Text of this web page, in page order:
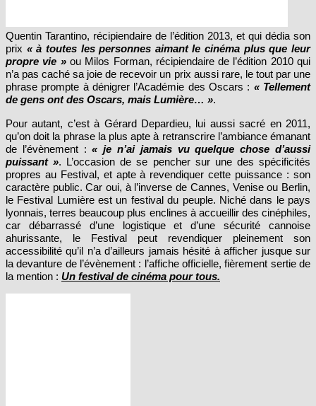
prix« à toutes les personnes aimant le cinéma plus que leur
propre vie »ou Milos Forman, récipiendaire de l’édition 2010 qui
n’a pas caché sa joie de recevoir un prix aussi rare, le tout par une
phrase prompte à dénigrer l’Académie des Oscars : « Tellement
de gens ont des Oscars, mais Lumière… ».
Pour autant, c’est à Gérard Depardieu, lui aussi sacré en 2011,
qu’on doit la phrase la plus apte à retranscrire l’ambiance émanant
de l’évènement :« je n’ai jamais vu quelque chose d’aussi
puissant ». L’occasion de se pencher sur une des spécificités
propres au Festival, et apte à revendiquer cette puissance : son
caractère public. Car oui, à l’inverse de Cannes, Venise ou Berlin,
le Festival Lumière est un festival du peuple. Niché dans le pays
lyonnais, terres beaucoup plus enclines à accueillir des cinéphiles,
car débarrassé d’une logistique et d’une sécurité cannoise
ahurissante, le Festival peut revendiquer pleinement son
accessibilité qu’il n’a d’ailleurs jamais hésité à afficher jusque sur
la devanture de l’évènement : l’affiche officielle, fièrement sertie de
la mention :Un festival de cinéma pour tous.